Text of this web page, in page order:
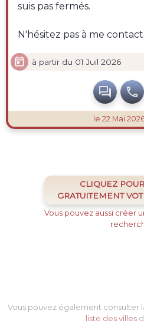
suis pas fermés.
N'hésitez pas à me
 à partir du 01 Juil 2026
 
le 22 Mai
CLIQUEZ
GRATUITEMENT
Vous pouvez aussi créer
Vous pouvez également consulter
liste des villes